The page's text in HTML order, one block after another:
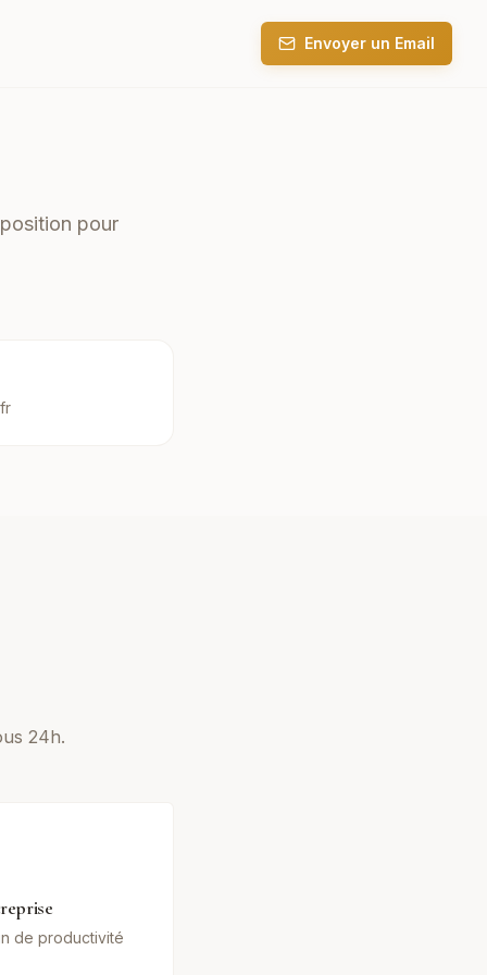
Envoyer un Email
pour
24h.
de productivité